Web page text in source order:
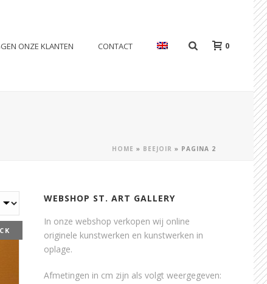
ONZE KLANTEN CONTACT 0
HOME » BEEJOIR » PAGINA 2
WEBSHOP ST. ART GALLERY
In onze webshop verkopen wij online
originele kunstwerken en kunstwerken in
oplage.
Afmetingen in cm zijn als volgt weergegeven: